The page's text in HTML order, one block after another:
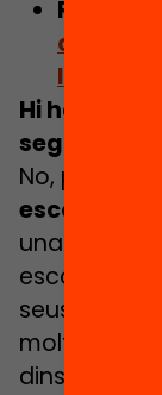
contra
Hi ha
segregació
No, perquè
escolar és
una
escolaritzés
seus barris,
molt
dins dels